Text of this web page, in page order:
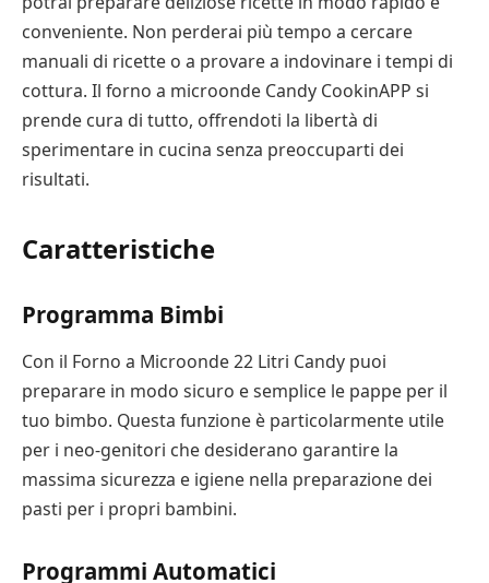
conveniente. Non perderai più tempo a cercare
manuali di ricette o a provare a indovinare i tempi di
cottura. Il forno a microonde Candy CookinAPP si
prende cura di tutto, offrendoti la libertà di
sperimentare in cucina senza preoccuparti dei
risultati.
Caratteristiche
Programma Bimbi
Con il Forno a Microonde 22 Litri Candy puoi
preparare in modo sicuro e semplice le pappe per il
tuo bimbo. Questa funzione è particolarmente utile
per i neo-genitori che desiderano garantire la
massima sicurezza e igiene nella preparazione dei
pasti per i propri bambini.
Programmi Automatici